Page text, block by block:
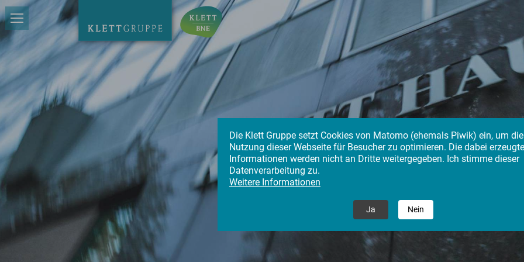
Impressum
Die Klett Gruppe setzt Cookies von Matomo (ehemals Piwik) ein, um die
Nutzung dieser Webseite für Besucher zu optimieren. Die dabei
Informationen werden nicht an Dritte weitergegeben. Ich stimme dieser
Datenverarbeitung zu.
Weitere Informationen
Ja Nein